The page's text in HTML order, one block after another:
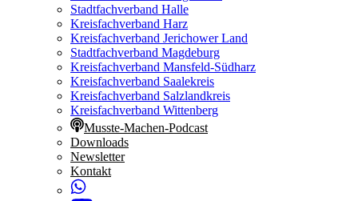
Stadtfachverband Halle
Kreisfachverband Harz
Kreisfachverband Jerichower Land
Stadtfachverband Magdeburg
Kreisfachverband Mansfeld-Südharz
Kreisfachverband Saalekreis
Kreisfachverband Salzlandkreis
Kreisfachverband Wittenberg
Musste-Machen-Podcast
Downloads
Newsletter
Kontakt